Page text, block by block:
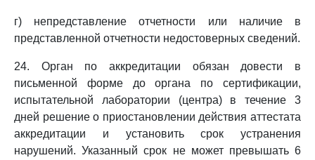
г) непредставление отчетности или наличие в
представленной отчетности недостоверных сведений.
24. Орган по аккредитации обязан довести в
письменной форме до органа по сертификации,
испытательной лаборатории (центра) в течение 3
дней решение о приостановлении действия аттестата
аккредитации и установить срок устранения
нарушений. Указанный срок не может превышать 6